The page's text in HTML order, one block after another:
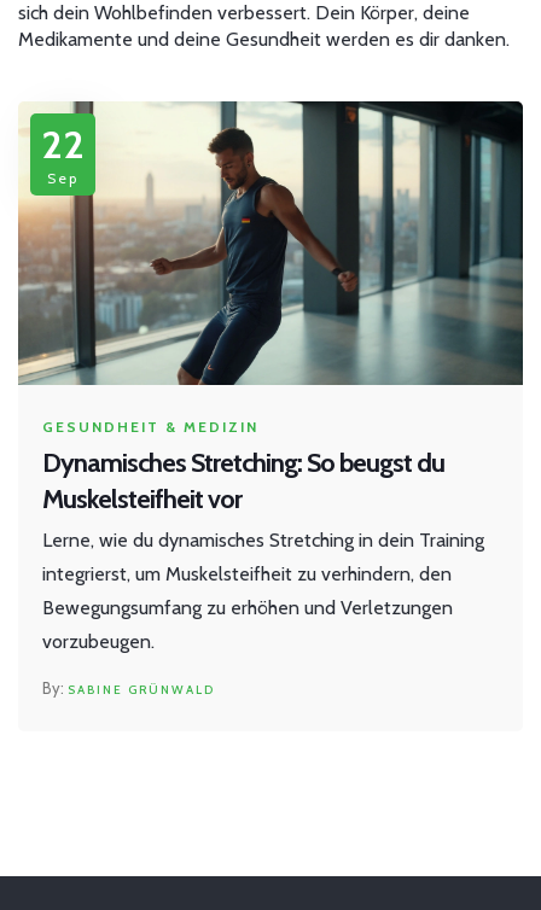
sich dein Wohlbefinden verbessert. Dein Körper, deine
Medikamente und deine Gesundheit werden es dir danken.
22
Sep
GESUNDHEIT & MEDIZIN
Dynamisches Stretching: So beugst du
Muskelsteifheit vor
Lerne, wie du dynamisches Stretching in dein Training
integrierst, um Muskelsteifheit zu verhindern, den
Bewegungsumfang zu erhöhen und Verletzungen
vorzubeugen.
SABINE GRÜNWALD